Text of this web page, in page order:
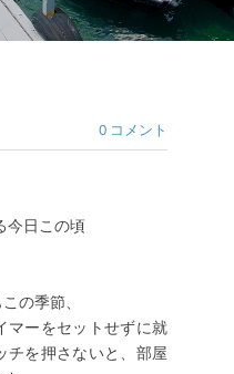
0 コメント
今日この頃
の季節、
マーをセットせずに就
チを押さないと、部屋